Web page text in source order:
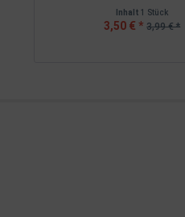
Inhalt1 Stück
3,50 € * 3,99 € *